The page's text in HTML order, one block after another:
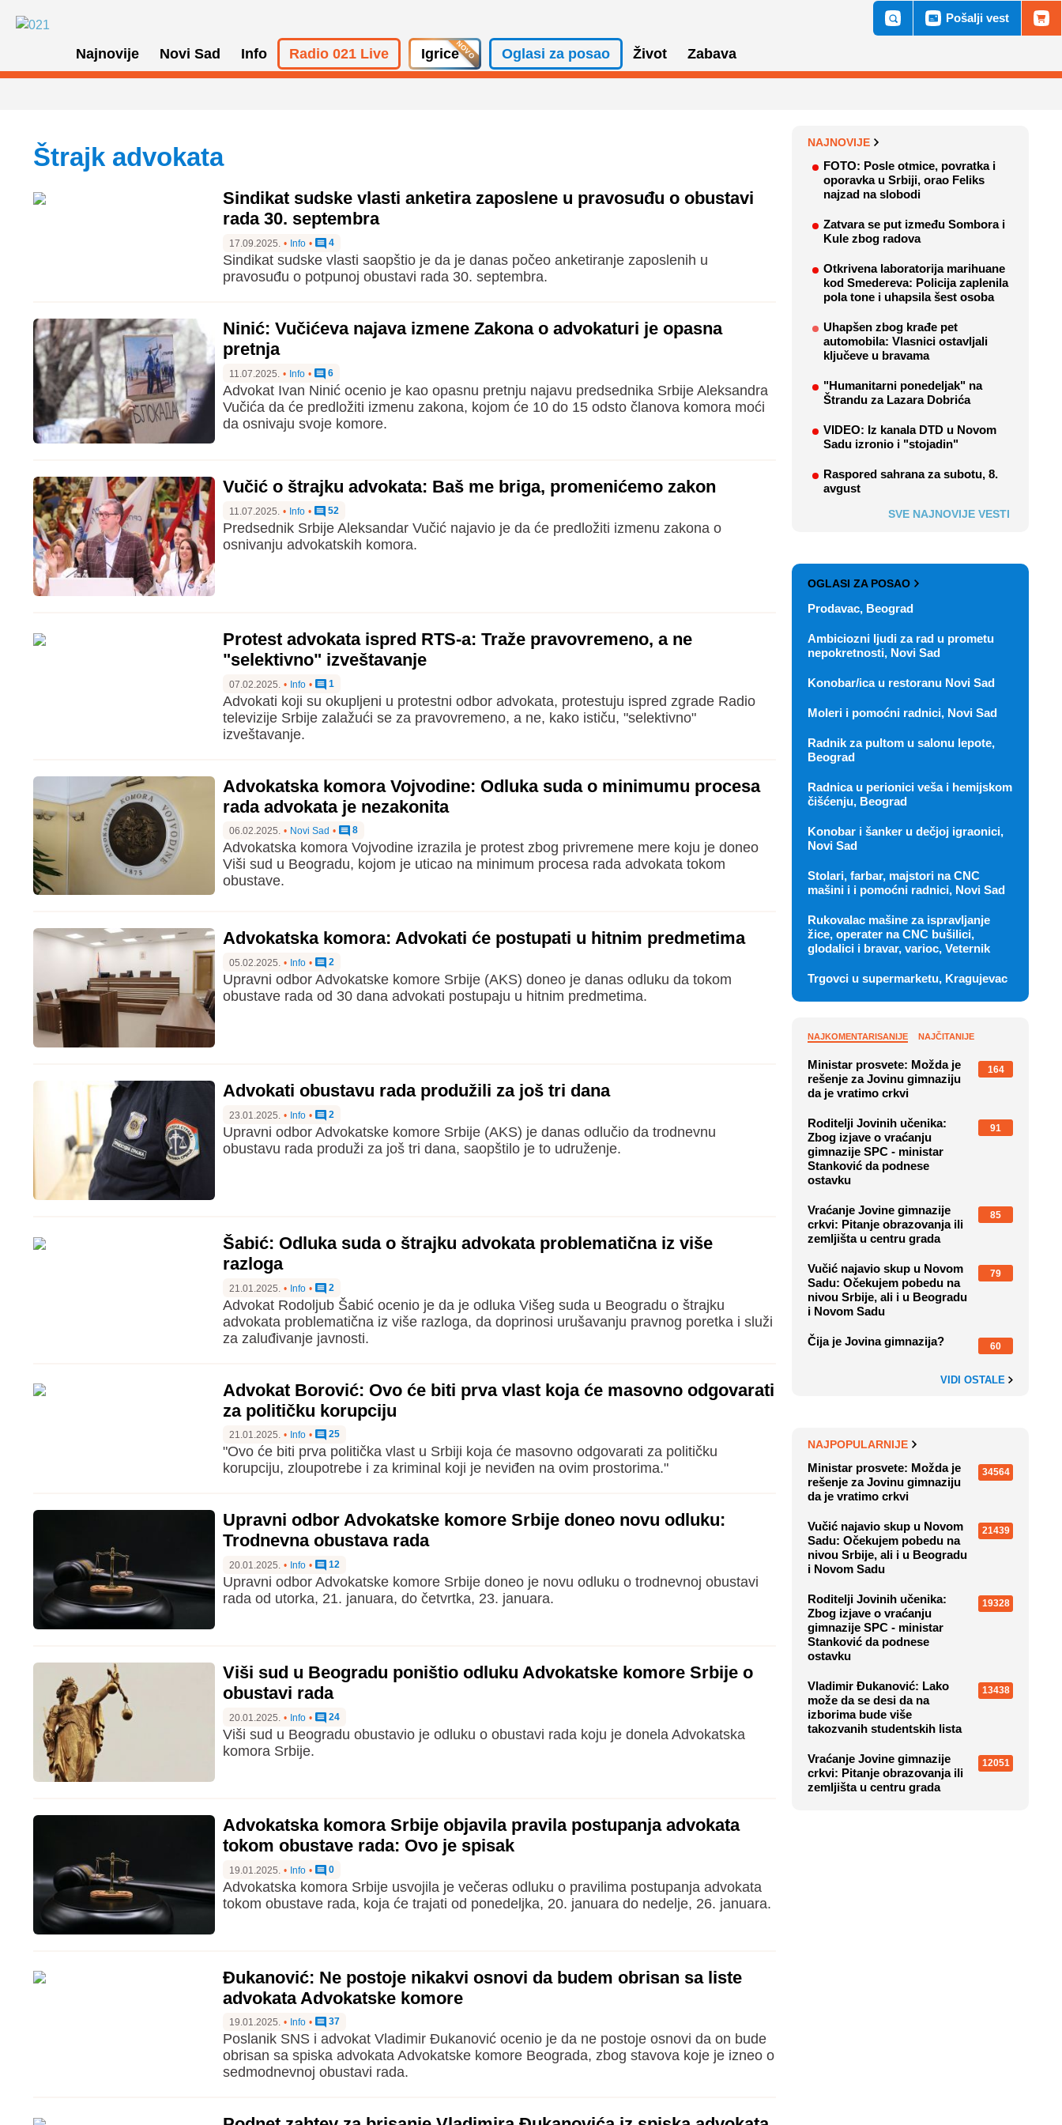
Najnovije Novi Sad Info Radio 021 Live Igrice Oglasi za posao Život Zabava
Pošalji vest
Štrajk advokata
Sindikat sudske vlasti anketira zaposlene u pravosuđu o obustavi
rada 30. septembra
17.09.2025. • Info • 4
Sindikat sudske vlasti saopštio je da je danas počeo anketiranje zaposlenih u
pravosuđu o potpunoj obustavi rada 30. septembra.
Ninić: Vučićeva najava izmene Zakona o advokaturi je opasna
pretnja
11.07.2025. • Info • 6
Advokat Ivan Ninić ocenio je kao opasnu pretnju najavu predsednika Srbije Aleksandra
Vučića da će predložiti izmenu zakona, kojom će 10 do 15 odsto članova komora moći
da osnivaju svoje komore.
Vučić o štrajku advokata: Baš me briga, promenićemo zakon
11.07.2025. • Info • 52
Predsednik Srbije Aleksandar Vučić najavio je da će predložiti izmenu zakona o
osnivanju advokatskih komora.
Protest advokata ispred RTS-a: Traže pravovremeno, a ne
"selektivno" izveštavanje
07.02.2025. • Info • 1
Advokati koji su okupljeni u protestni odbor advokata, protestuju ispred zgrade Radio
televizije Srbije zalažući se za pravovremeno, a ne, kako ističu, "selektivno"
izveštavanje.
Advokatska komora Vojvodine: Odluka suda o minimumu procesa
rada advokata je nezakonita
06.02.2025. • Novi Sad • 8
Advokatska komora Vojvodine izrazila je protest zbog privremene mere koju je doneo
Viši sud u Beogradu, kojom je uticao na minimum procesa rada advokata tokom
obustave.
Advokatska komora: Advokati će postupati u hitnim predmetima
05.02.2025. • Info • 2
Upravni odbor Advokatske komore Srbije (AKS) doneo je danas odluku da tokom
obustave rada od 30 dana advokati postupaju u hitnim predmetima.
Advokati obustavu rada produžili za još tri dana
23.01.2025. • Info • 2
Upravni odbor Advokatske komore Srbije (AKS) je danas odlučio da trodnevnu
obustavu rada produži za još tri dana, saopštilo je to udruženje.
Šabić: Odluka suda o štrajku advokata problematična iz više
razloga
21.01.2025. • Info • 2
Advokat Rodoljub Šabić ocenio je da je odluka Višeg suda u Beogradu o štrajku
advokata problematična iz više razloga, da doprinosi urušavanju pravnog poretka i služi
za zaluđivanje javnosti.
Advokat Borović: Ovo će biti prva vlast koja će masovno odgovarati
za političku korupciju
21.01.2025. • Info • 25
"Ovo će biti prva politička vlast u Srbiji koja će masovno odgovarati za političku
korupciju, zloupotrebe i za kriminal koji je neviđen na ovim prostorima."
Upravni odbor Advokatske komore Srbije doneo novu odluku:
Trodnevna obustava rada
20.01.2025. • Info • 12
Upravni odbor Advokatske komore Srbije doneo je novu odluku o trodnevnoj obustavi
rada od utorka, 21. januara, do četvrtka, 23. januara.
Viši sud u Beogradu poništio odluku Advokatske komore Srbije o
obustavi rada
20.01.2025. • Info • 24
Viši sud u Beogradu obustavio je odluku o obustavi rada koju je donela Advokatska
komora Srbije.
Advokatska komora Srbije objavila pravila postupanja advokata
tokom obustave rada: Ovo je spisak
19.01.2025. • Info • 0
Advokatska komora Srbije usvojila je večeras odluku o pravilima postupanja advokata
tokom obustave rada, koja će trajati od ponedeljka, 20. januara do nedelje, 26. januara.
Đukanović: Ne postoje nikakvi osnovi da budem obrisan sa liste
advokata Advokatske komore
19.01.2025. • Info • 37
Poslanik SNS i advokat Vladimir Đukanović ocenio je da ne postoje osnovi da on bude
obrisan sa spiska advokata Advokatske komore Beograda, zbog stavova koje je izneo o
sedmodnevnoj obustavi rada.
NAJNOVIJE
FOTO: Posle otmice, povratka i
oporavka u Srbiji, orao Feliks
najzad na slobodi
Zatvara se put između Sombora i
Kule zbog radova
Otkrivena laboratorija marihuane
kod Smedereva: Policija zaplenila
pola tone i uhapsila šest osoba
Uhapšen zbog krađe pet
automobila: Vlasnici ostavljali
ključeve u bravama
"Humanitarni ponedeljak" na
Štrandu za Lazara Dobrića
VIDEO: Iz kanala DTD u Novom
Sadu izronio i "stojadin"
Raspored sahrana za subotu, 8.
avgust
SVE NAJNOVIJE VESTI
OGLASI ZA POSAO
Prodavac, Beograd
Ambiciozni ljudi za rad u prometu
nepokretnosti, Novi Sad
Konobar/ica u restoranu Novi Sad
Moleri i pomoćni radnici, Novi Sad
Radnik za pultom u salonu lepote,
Beograd
Radnica u perionici veša i hemijskom
čišćenju, Beograd
Konobar i šanker u dečjoj igraonici,
Novi Sad
Stolari, farbar, majstori na CNC
mašini i i pomoćni radnici, Novi Sad
Rukovalac mašine za ispravljanje
žice, operater na CNC bušilici,
glodalici i bravar, varioc, Veternik
Trgovci u supermarketu, Kragujevac
NAJKOMENTARISANIJE NAJČITANIJE
Ministar prosvete: Možda je
rešenje za Jovinu gimnaziju
da je vratimo crkvi
164
Roditelji Jovinih učenika:
Zbog izjave o vraćanju
gimnazije SPC - ministar
Stanković da podnese
ostavku
91
Vraćanje Jovine gimnazije
crkvi: Pitanje obrazovanja ili
zemljišta u centru grada
85
Vučić najavio skup u Novom
Sadu: Očekujem pobedu na
nivou Srbije, ali i u Beogradu
i Novom Sadu
79
Čija je Jovina gimnazija? 60
VIDI OSTALE
NAJPOPULARNIJE
Ministar prosvete: Možda je
rešenje za Jovinu gimnaziju
da je vratimo crkvi
34564
Vučić najavio skup u Novom
Sadu: Očekujem pobedu na
nivou Srbije, ali i u Beogradu
i Novom Sadu
21439
Roditelji Jovinih učenika:
Zbog izjave o vraćanju
gimnazije SPC - ministar
Stanković da podnese
ostavku
19328
Vladimir Đukanović: Lako
može da se desi da na
izborima bude više
takozvanih studentskih lista
13438
Vraćanje Jovine gimnazije
crkvi: Pitanje obrazovanja ili
zemljišta u centru grada
12051